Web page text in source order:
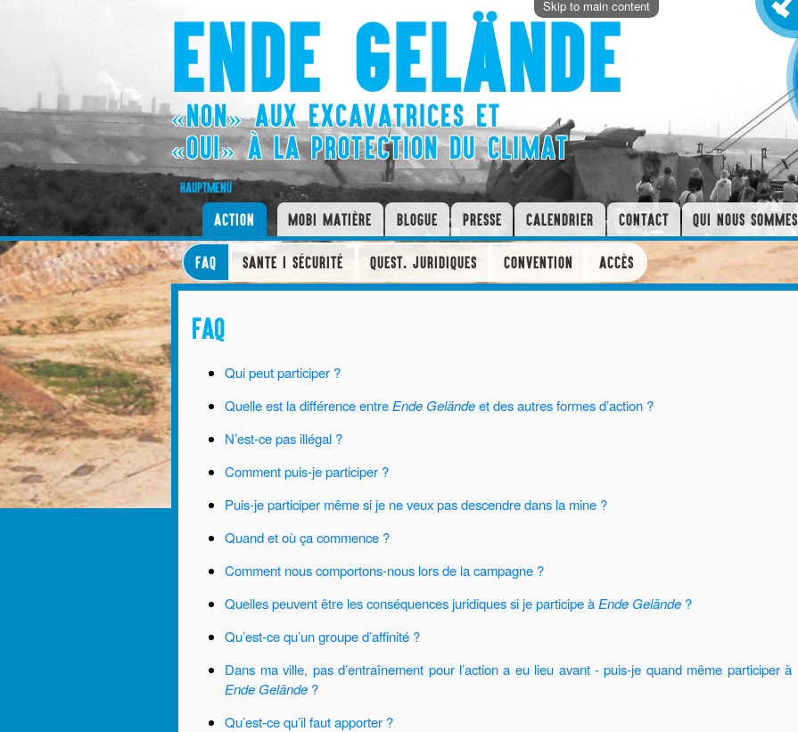
Skip to main content
ENDE GELÄNDE
«NON» AUX EXCAVATRICES ET
«OUI» À LA PROTECTION DU CLIMAT
HAUPTMENÜ
ACTION
FAQ SANTE I SÉCURITÉ QUEST. JURIDIQUES CONVENTION ACCÈS
MOBI MATIÈRE BLOGUE PRESSE CALENDRIER CONTACT QUI NOUS SOMMES
FAQ
Qui peut participer ?
Quelle est la différence entre Ende Geländeet des autres formes d’action ?
N’est-ce pas illégal ?
Comment puis-je participer ?
Puis-je participer même si je ne veux pas descendre dans la mine ?
Quand et où ça commence ?
Comment nous comportons-nous lors de la campagne ?
Quelles peuvent être les conséquences juridiques si je participe à Ende Gelände ?
Qu’est-ce qu’un groupe d’affinité ?
Dans ma ville, pas d’entraînement pour l’action a eu lieu avant - puis-je quand même participer à
Ende Gelände ?
Qu’est-ce qu’il faut apporter ?